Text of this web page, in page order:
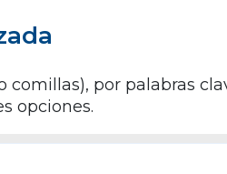
por palabras
opciones.